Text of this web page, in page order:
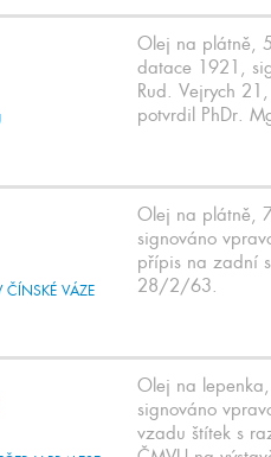
Olej na plátně,
datace 1921,
Rud. Vejrych
potvrdil PhDr.
Olej na plátně,
signováno
přípis na zadní
28/2/63.
Olej na
signováno
vzadu štítek s